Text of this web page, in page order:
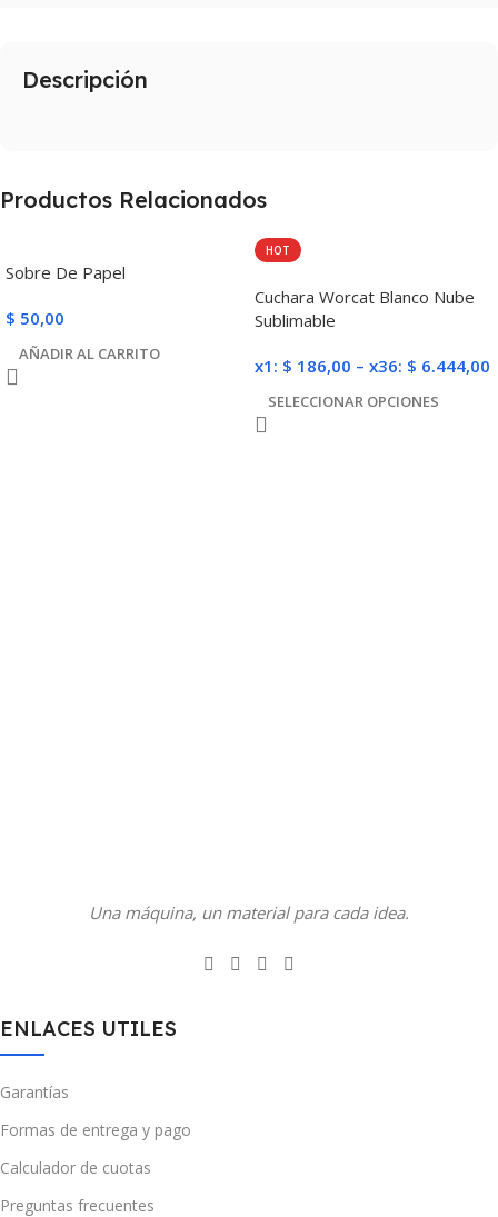
Descripción
Productos Relacionados
Sobre De Papel
$ 50,00
AÑADIR AL CARRITO
HOT
Cuchara Worcat Blanco Nube
Sublimable
x1: $ 186,00 – x36: $ 6.444,00
SELECCIONAR OPCIONES
Una máquina, un material para cada idea.
ENLACES UTILES
Garantías
Formas de entrega y pago
Calculador de cuotas
Preguntas frecuentes